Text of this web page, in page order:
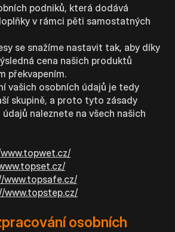
podniků, která dodává
v rámci pěti samostatných
se snažíme nastavit tak, aby díky
cena našich produktů
překvapením.
vašich osobních údajů je tedy
skupině, a proto tyto zásady
naleznete na všech našich
www.topsafe.cz/
www.topstep.cz/
osobních